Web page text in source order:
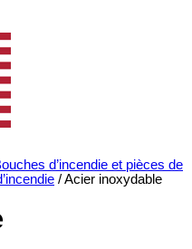
d’incendie et pièces de
/ Acier inoxydable